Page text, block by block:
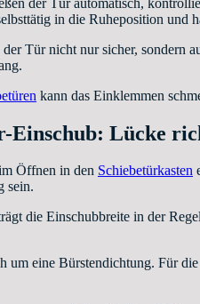
in die Ruheposition und
Tür nicht nur sicher, sondern
kann das Einklemmen
Einschub: Lücke
Öffnen in den Schiebetürkasten
sein.
die Einschubbreite in der
um eine Bürstendichtung. Für